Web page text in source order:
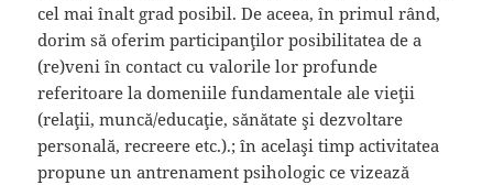
cel mai înalt grad posibil. De aceea, în primul rând,
dorim să oferim participanţilor posibilitatea de a
(re)veni în contact cu valorile lor profunde
referitoare la domeniile fundamentale ale vieţii
(relaţii, muncă/educaţie, sănătate şi dezvoltare
personală, recreere etc.).; în acelaşi timp activitatea
propune un antrenament psihologic ce vizează